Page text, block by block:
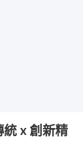
x 創新精